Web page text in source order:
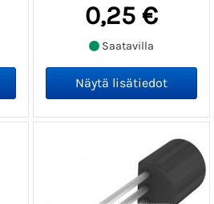
0,25 €
Saatavilla